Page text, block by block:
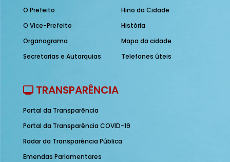
O Prefeito
O Vice-Prefeito
Organograma
Secretarias e Autarquias
Hino da Cidade
História
Mapa da cidade
Telefones úteis
TRANSPARÊNCIA
Portal da Transparência
Portal da Transparência COVID-19
Radar da Transparência Pública
Emendas Parlamentares